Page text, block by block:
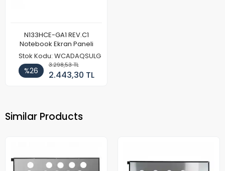
N133HCE-GA1 REV.C1
Notebook Ekran Paneli
Stok Kodu: WCADAQSULG
%26
3.298,53 TL
2.443,30 TL
Similar Products